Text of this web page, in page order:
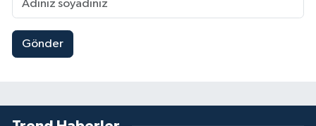
Gönder